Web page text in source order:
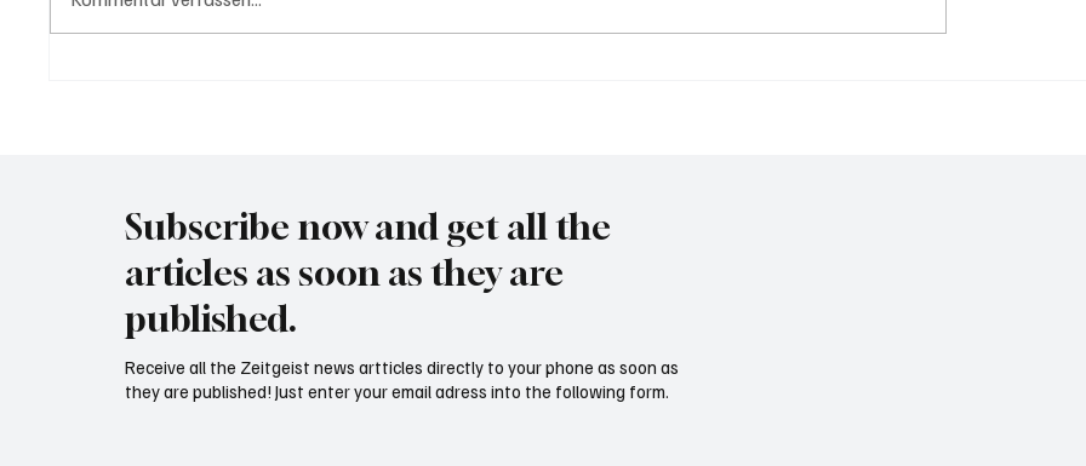
Tschernobyl: 40 Jahre
Subscribe now and get all the
articles as soon as they are
published.
Receive all the Zeitgeist news artticles directly to your phone as soon as
they are published! Just enter your email adress into the following form.